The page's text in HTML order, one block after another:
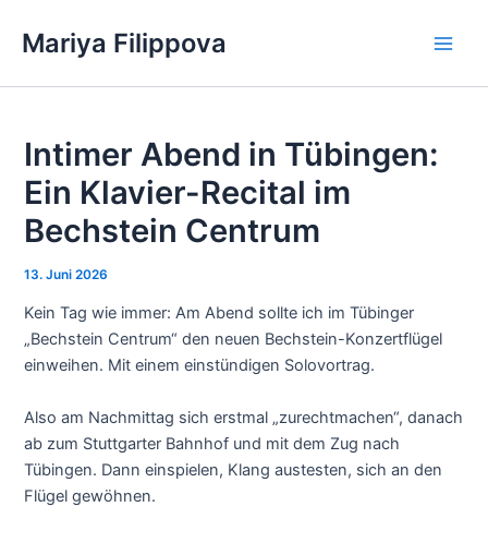
InhaltMariya Filippova
Intimer Abend in Tübingen:
Ein Klavier-Recital im
Bechstein Centrum
13. Juni 2026
Kein Tag wie immer: Am Abend sollte ich im Tübinger
„Bechstein Centrum“ den neuen Bechstein-Konzertflügel
einweihen. Mit einem einstündigen Solovortrag.
Also am Nachmittag sich erstmal „zurechtmachen“, danach
ab zum Stuttgarter Bahnhof und mit dem Zug nach
Tübingen. Dann einspielen, Klang austesten, sich an den
Flügel gewöhnen.